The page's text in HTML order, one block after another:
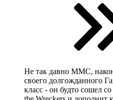
Не так давно ММС,
своего долгожданного
класс - он будто сошел